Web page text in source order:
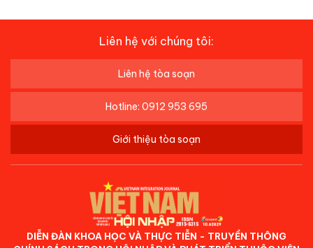
Liên hệ với chúng tôi:
Liên hệ tòa soạn
Hotline: 0912 953 695
Giới thiệu tòa soạn
DIỄN ĐÀN KHOA HỌC VÀ THỰC TIỄN - TRUYỀN THÔNG